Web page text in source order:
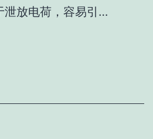
泄放电荷，容易引…